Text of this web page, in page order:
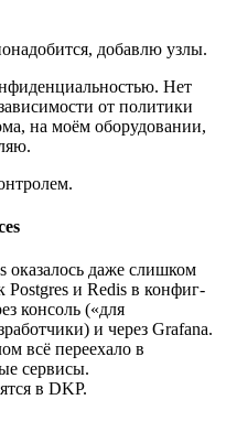
добавлю узлы.
Нет
от политики
на моём оборудовании,
оказалось даже слишком
и Redis в конфиг-
консоль («для
и через Grafana.
всё переехало в
сервисы.
в DKP.